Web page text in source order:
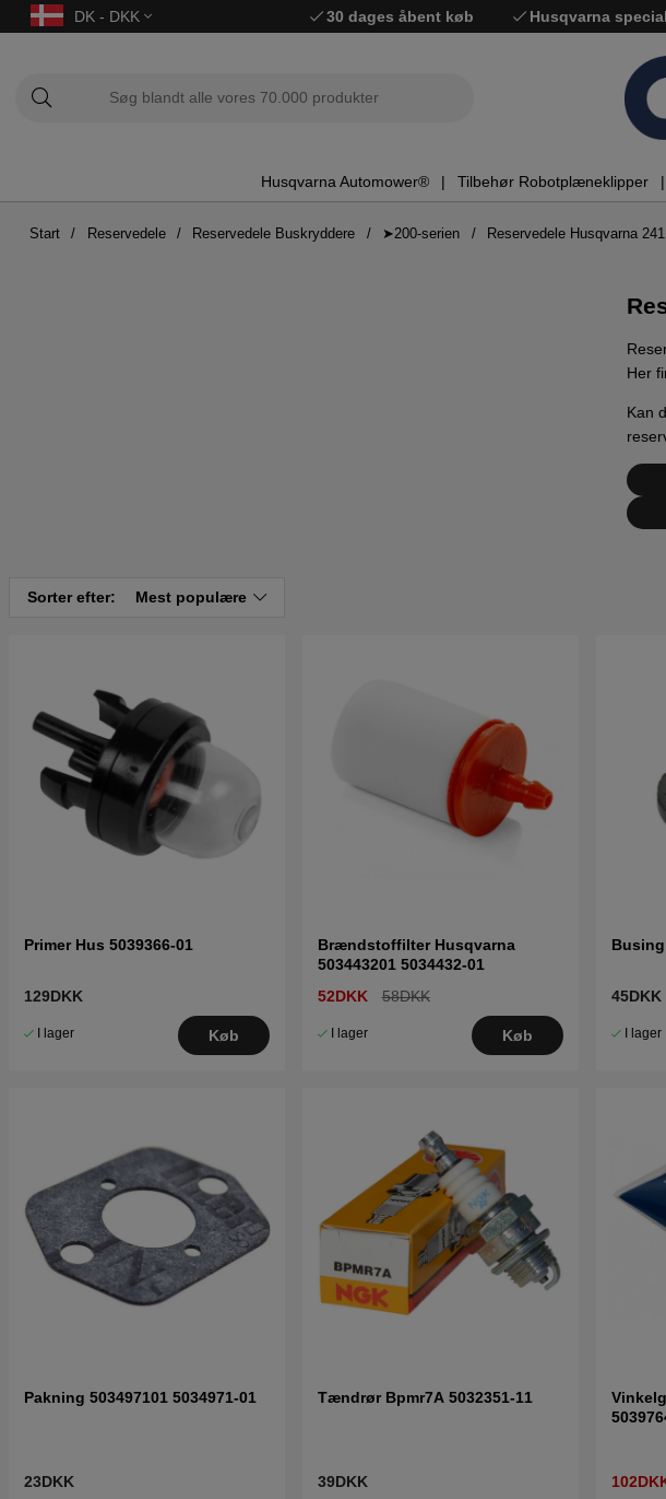
DK - DKK 30 dages åbent køb Husqvarna
Husqvarna Automower® Tilbehør Robotplæneklipper
Start Reservedele Reservedele Buskryddere ➤200-serien Reservedele Husqvarna
Her
Kan
Sorter efter: Mest populære
Primer Hus 5039366-01
129DKK
I lager Køb
Brændstoffilter Husqvarna
503443201 5034432-01
52DKK
58DKK
I lager Køb
Busing
45DKK
I lager
Pakning 503497101 5034971-01
23DKK
Tændrør Bpmr7A 5032351-11
39DKK